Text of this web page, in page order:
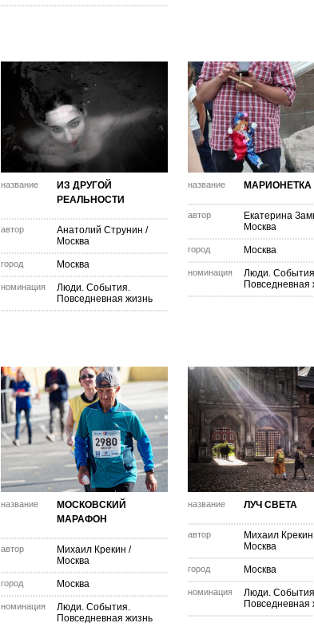
название
ИЗ ДРУГОЙ
РЕАЛЬНОСТИ
автор Анатолий Струнин /
Москва
город Москва
номинация
Люди. События.
Повседневная жизнь
название МАРИОНЕТКА
автор Екатерина
Москва
город Москва
номинация
Люди.
Повседневная
название
МОСКОВСКИЙ
МАРАФОН
автор Михаил Крекин /
Москва
город Москва
номинация
Люди. События.
Повседневная жизнь
название ЛУЧ СВЕТА
автор Михаил Крекин
Москва
город Москва
номинация
Люди.
Повседневная